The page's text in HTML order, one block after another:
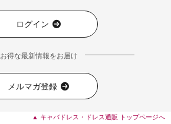
ログイン
お得な最新情報をお届け
メルマガ登録
▲ キャバドレス・ドレス通販 トップページへ